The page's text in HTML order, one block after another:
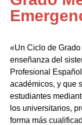
«Un Ciclo de
enseñanza del
Profesional
académicos, y que
estudiantes
los universitarios,
forma más